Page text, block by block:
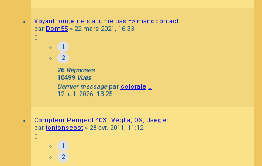
Voyant rouge ne s'allume pas => manocontact
par Dom55 » 22 mars 2021, 16:33
1
2
26 Réponses
10499 Vues
Dernier message par colorale
12 juil. 2026, 13:25
Compteur Peugeot 403 : Véglia, OS, Jaeger
par tontonscoot » 28 avr. 2011, 11:12
1
2